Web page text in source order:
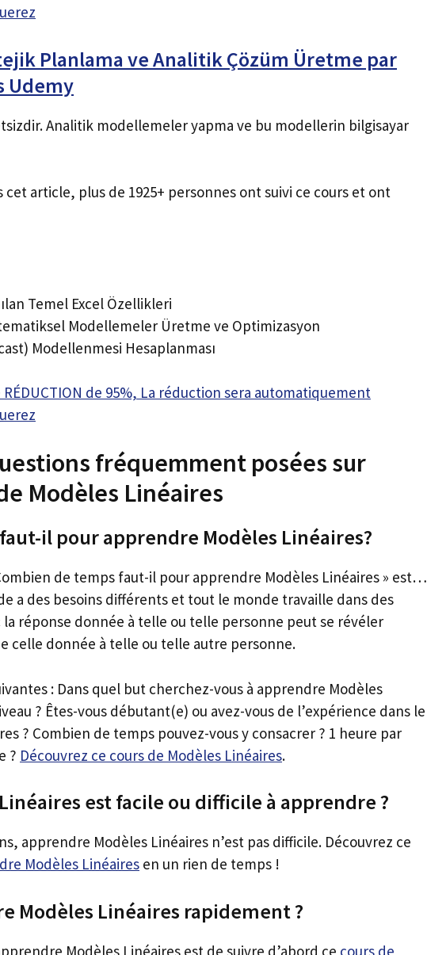
Planlama ve Analitik Çözüm Üretme par
Udemy
Analitik modellemeler yapma ve bu modellerin bilgisayar
cet article, plus de 1925+ personnes ont suivi ce cours et ont
Temel Excel Özellikleri
Modellemeler Üretme ve Optimizasyon
Modellenmesi Hesaplanması
de 95%, La réduction sera automatiquement
fréquemment posées sur
Modèles Linéaires
il pour apprendre Modèles Linéaires?
de temps faut-il pour apprendre Modèles Linéaires » est…
a des besoins différents et tout le monde travaille dans des
réponse donnée à telle ou telle personne peut se révéler
celle donnée à telle ou telle autre personne.
: Dans quel but cherchez-vous à apprendre Modèles
? Êtes-vous débutant(e) ou avez-vous de l’expérience dans le
? Combien de temps pouvez-vous y consacrer ? 1 heure par
? Découvrez ce cours de Modèles Linéaires.
est facile ou difficile à apprendre ?
apprendre Modèles Linéaires n’est pas difficile. Découvrez ce
Modèles Linéaires en un rien de temps !
Modèles Linéaires rapidement ?
Modèles Linéaires est de suivre d’abord ce cours de